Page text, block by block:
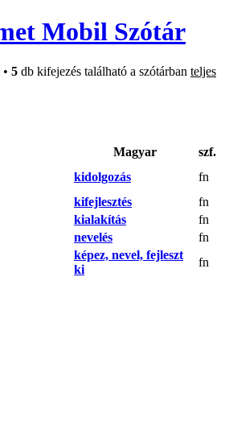
Mobil Szótár
• 5 db kifejezés található a szótárban teljes
Magyar
szf.
kidolgozás
fn
kifejlesztés
fn
kialakítás
fn
nevelés
fn
képez, nevel, fejleszt
ki
fn